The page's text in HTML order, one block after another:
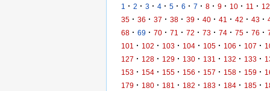
1 · 2 · 3 · 4 · 5 · 6 · 7 · 8 · 9 · 10 · 11 · 12
35 · 36 · 37 · 38 · 39 · 40 · 41 · 42 · 43 ·
68 · 69 · 70 · 71 · 72 · 73 · 74 · 75 · 76 ·
101
· 102 · 103 · 104 · 105 · 106 · 107 ·
127 · 128 · 129 · 130 · 131 · 132 · 133 ·
153 · 154 · 155 · 156 · 157 · 158 · 159 ·
179 · 180 · 181 · 182 · 183 · 184 · 185 ·